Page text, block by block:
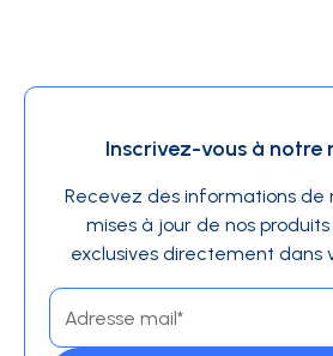
Inscrivez-vous à notre
Recevez des informations de
mises à jour de nos
exclusives directement dans